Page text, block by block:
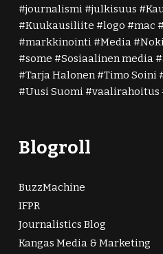
journalismi
julkisuus
Kuukausiliite
logo mac
markkinointi
Media
some
Sosiaalinen media
Tarja Halonen
Timo Soini
Uusi Suomi
vaalirahoitus
Blogroll
BuzzMachine
IFPR
Journalistics Blog
Kangas Media & Marketing